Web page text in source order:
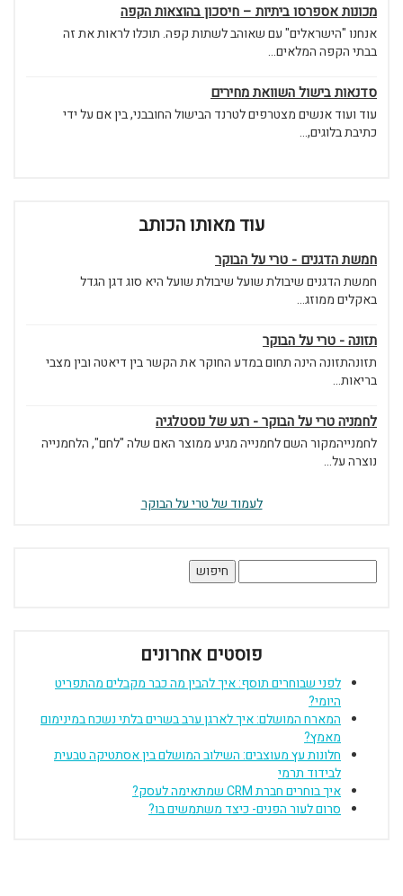
מכונות אספרסו ביתיות – חיסכון בהוצאות הקפה
אנחנו "הישראלים" עם שאוהב לשתות קפה. תוכלו לראות את זה
בבתי הקפה המלאים...
סדנאות בישול השוואת מחירים
עוד ועוד אנשים מצטרפים לטרנד הבישול החובבני, בין אם על ידי
כתיבת בלוגים,...
עוד מאותו הכותב
חמשת הדגנים - טרי על הבוקר
חמשת הדגנים שיבולת שועל שיבולת שועל היא סוג דגן הגדל
באקלים ממוזג...
תזונה - טרי על הבוקר
תזונהתזונה הינה תחום במדע החוקר את הקשר בין דיאטה ובין מצבי
בריאות...
לחמניה טרי על הבוקר - רגע של נוסטלגיה
לחמנייהמקור השם לחמנייה מגיע ממוצר האם שלה "לחם", הלחמנייה
נוצרה על...
לעמוד של טרי על הבוקר
פוסטים אחרונים
לפני שבוחרים תוסף: איך להבין מה כבר מקבלים מהתפריט
היומי?
המארח המושלם: איך לארגן ערב בשרים בלתי נשכח במינימום
מאמץ?
חלונות עץ מעוצבים: השילוב המושלם בין אסתטיקה טבעית
לבידוד תרמי
איך בוחרים חברת CRM שמתאימה לעסק?
סרום לעור הפנים- כיצד משתמשים בו?